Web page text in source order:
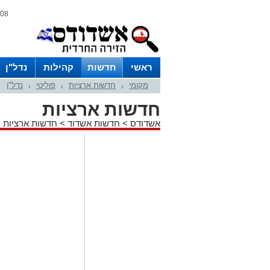
08 אוגוסט 2026 / 20:17
ראשי חדשות קהילות נדל"ן
מקומי חדשות ארציות פוליטי נדל"ן
חדשות ארציות
אשדודס > חדשות אשדוד > חדשות ארציות